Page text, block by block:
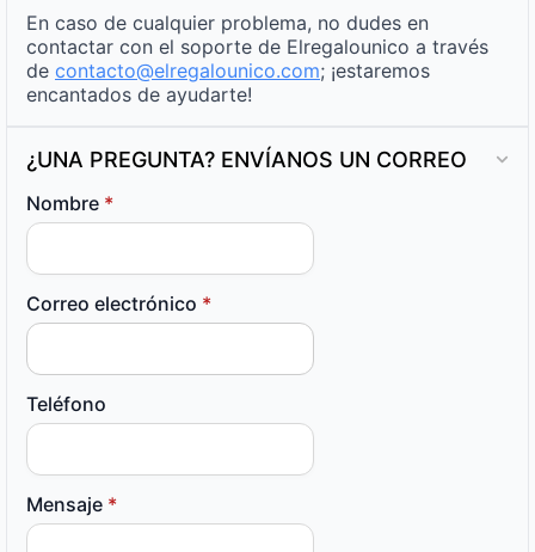
En caso de cualquier problema, no dudes en
contactar con el soporte de Elregalounico a través
de contacto@elregalounico.com; ¡estaremos
encantados de ayudarte!
¿UNA PREGUNTA? ENVÍANOS UN CORREO
Nombre *
Correo electrónico *
Teléfono
Mensaje *